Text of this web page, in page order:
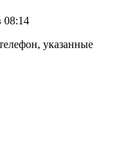
08:14
указанные